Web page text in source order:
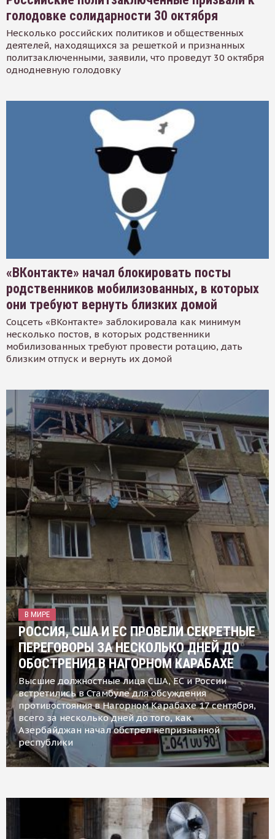
голодовке солидарности 30 октября
Несколько российских политиков и общественных
деятелей, находящихся за решеткой и признанных
политзаключенными, заявили, что проведут 30 октября
однодневную голодовку
«ВКонтакте» начал блокировать посты
родственников мобилизованных, в которых
они требуют вернуть близких домой
Соцсеть «ВКонтакте» заблокировала как минимум
несколько постов, в которых родственники
мобилизованных требуют провести ротацию, дать
близким отпуск и вернуть их домой
В МИРЕ
РОССИЯ, США И ЕС ПРОВЕЛИ СЕКРЕТНЫЕ
ПЕРЕГОВОРЫ ЗА НЕСКОЛЬКО ДНЕЙ ДО
ОБОСТРЕНИЯ В НАГОРНОМ КАРАБАХЕ
Высшие должностные лица США, ЕС и России
встретились в Стамбуле для обсуждения
противостояния в Нагорном Карабахе 17 сентября,
всего за несколько дней до того, как
Азербайджан начал обстрел непризнанной
республики